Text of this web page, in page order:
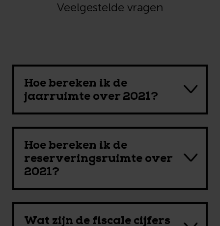
Veelgestelde vragen
Hoe bereken ik de
jaarruimte over 2021?
Hoe bereken ik de
reserveringsruimte over
2021?
Wat zijn de fiscale cijfers